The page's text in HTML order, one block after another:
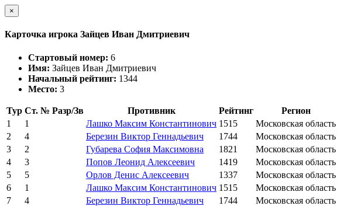
×
Карточка игрока Зайцев Иван Дмитриевич
Стартовый номер: 6
Имя: Зайцев Иван Дмитриевич
Начальный рейтинг: 1344
Место: 3
Тур Ст. № Разр/Зв Противник Рейтинг Регион
1
1 Лашко Максим Константинович 1515 Московская область
2
4 Березин Виктор Геннадьевич 1744 Московская область
3
2 Губарева София Максимовна 1821 Московская область
4
3 Попов Леонид Алексеевич 1419 Московская область
5
5 Орлов Денис Алексеевич 1337 Московская область
6
1 Лашко Максим Константинович 1515 Московская область
7
4 Березин Виктор Геннадьевич 1744 Московская область